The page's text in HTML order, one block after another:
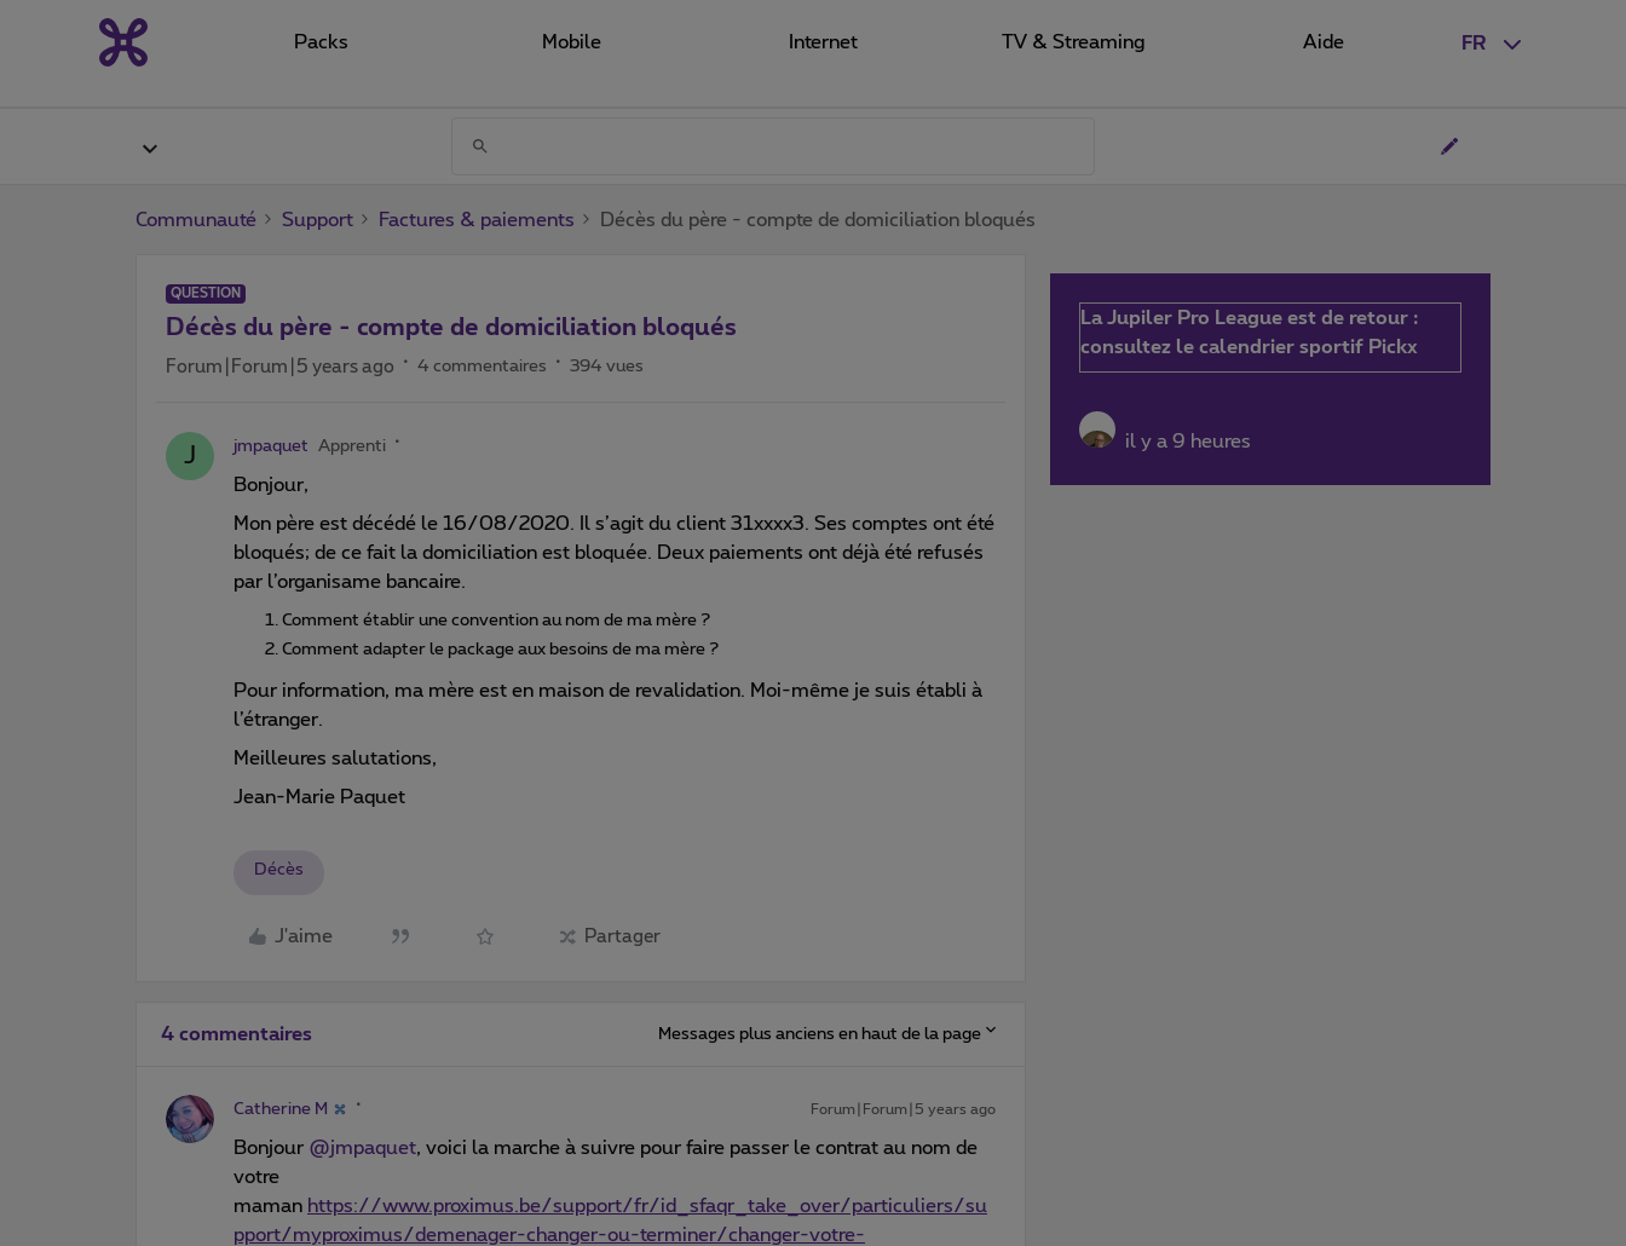
FR
Packs Mobile Internet TV & Streaming Aide
Communauté Support Factures & paiements Décès du père - compte de domiciliation bloqués
QUESTION
Décès du père - compte de domiciliation bloqués
Forum|Forum|5 years ago 4 commentaires 394 vues
J jmpaquet Apprenti
Bonjour,
Mon père est décédé le 16/08/2020. Il s’agit du client 31xxxx3. Ses comptes ont été
bloqués; de ce fait la domiciliation est bloquée. Deux paiements ont déjà été refusés
par l’organisame bancaire.
Comment établir une convention au nom de ma mère ?
Comment adapter le package aux besoins de ma mère ?
Pour information, ma mère est en maison de revalidation. Moi-même je suis établi à
l’étranger.
Meilleures salutations,
Jean-Marie Paquet
Décès
J'aime Partager
4 commentaires Messages plus anciens en haut de la page
Catherine M Forum|Forum|5 years ago
Bonjour @jmpaquet, voici la marche à suivre pour faire passer le contrat au nom de
votre
maman https://www.proximus.be/support/fr/id_sfaqr_take_over/particuliers/su
pport/myproximus/demenager-changer-ou-terminer/changer-votre-
La Jupiler Pro League est de retour :
consultez le calendrier sportif Pickx
il y a 9 heures